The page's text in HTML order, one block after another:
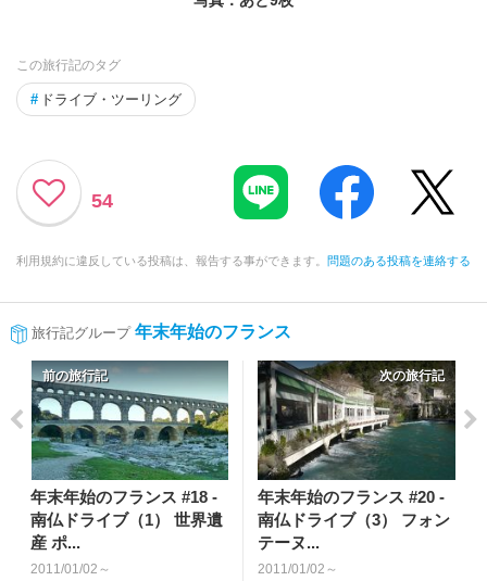
この旅行記のタグ
# ドライブ・ツーリング
54
利用規約に違反している投稿は、報告する事ができます。 問題のある投稿を連絡する
旅行記グループ 年末年始のフランス
前の旅行記
年末年始のフランス #18 -
南仏ドライブ（1） 世界遺
産 ポ...
2011/01/02～
次の旅行記
年末年始のフランス #20 -
南仏ドライブ（3） フォン
テーヌ...
2011/01/02～